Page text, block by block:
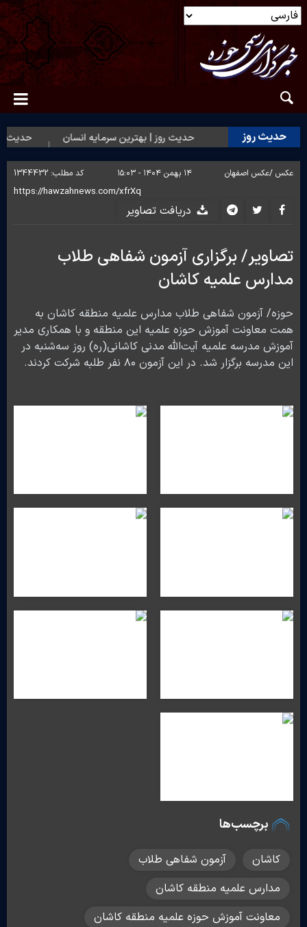
حدیث روز حدیث روز | بهترین سرمایه انسان حدیث
عکس /عکس اصفهان ۱۴ بهمن ۱۴۰۴ - ۱۵:۰۳ کد مطلب: 1344432
دریافت تصاویر
تصاویر/ برگزاری آزمون شفاهی طلاب
مدارس علمیه کاشان
حوزه/ آزمون شفاهی طلاب مدارس علمیه منطقه کاشان به
همت معاونت آموزش حوزه علمیه این منطقه و با همکاری مدیر
آموزش مدرسه علمیه آیت‌الله مدنی کاشانی(ره) روز سه‌شنبه در
این مدرسه برگزار شد. در این آزمون ۸۰ نفر طلبه شرکت کردند.
برچسب‌ها
کاشان
آزمون شفاهی طلاب
مدارس علمیه منطقه کاشان
معاونت آموزش حوزه علمیه منطقه کاشان